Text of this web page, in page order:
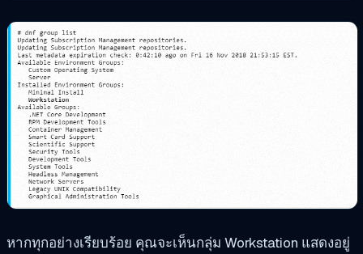
หากทุกอย่างเรียบร้อย คุณจะเห็นกลุ่ม Workstation แสดงอยู่